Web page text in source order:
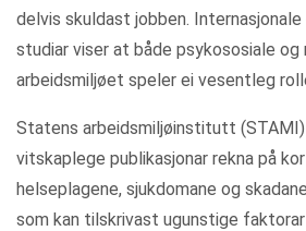
delvis skuldast jobben. Internasjonale
studiar viser at både psykososiale
arbeidsmiljøet speler ei vesentleg
Statens arbeidsmiljøinstitutt (STAMI)
vitskaplege publikasjonar rekna på
helseplagene, sjukdomane og
som kan tilskrivast ugunstige